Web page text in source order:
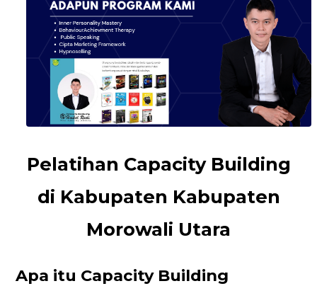
Pelatihan Capacity Building
di Kabupaten Kabupaten
Morowali Utara
Apa itu Capacity Building